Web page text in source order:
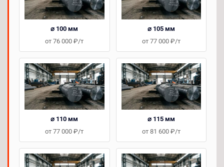
⌀ 100 мм
от 76 000 ₽/т
⌀ 105 мм
от 77 000 ₽/т
⌀ 110 мм
от 77 000 ₽/т
⌀ 115 мм
от 81 600 ₽/т